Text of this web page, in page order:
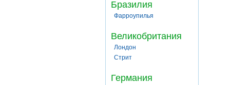
Бразилия
Фарроупилья
Великобритания
Лондон
Стрит
Германия